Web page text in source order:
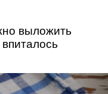
выложить